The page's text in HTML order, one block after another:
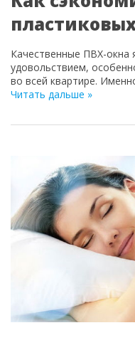
Качественные ПВХ-
удовольствием,
во всей квартире.
Читать дальше »